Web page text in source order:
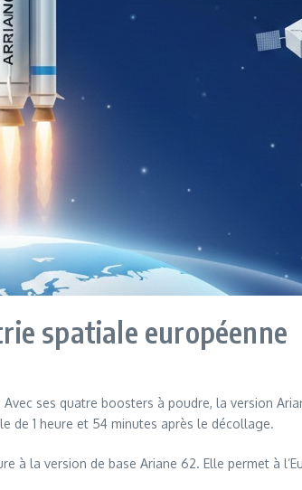
spatiale européenne
ses quatre boosters à poudre, la version
de 1 heure et 54 minutes après le décollage.
la version de base Ariane 62. Elle permet à